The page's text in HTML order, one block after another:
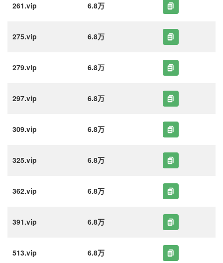
261.vip 6.8万
275.vip 6.8万
279.vip 6.8万
297.vip 6.8万
309.vip 6.8万
325.vip 6.8万
362.vip 6.8万
391.vip 6.8万
513.vip 6.8万